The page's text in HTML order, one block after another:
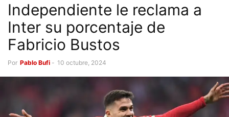
Independiente le reclama a
Inter su porcentaje de
Fabricio Bustos
Por Pablo Bufi - 10 octubre, 2024